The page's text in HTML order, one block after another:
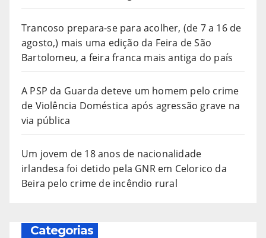
Trancoso prepara-se para acolher, (de 7 a 16 de
agosto,) mais uma edição da Feira de São
Bartolomeu, a feira franca mais antiga do país
A PSP da Guarda deteve um homem pelo crime
de Violência Doméstica após agressão grave na
via pública
Um jovem de 18 anos de nacionalidade
irlandesa foi detido pela GNR em Celorico da
Beira pelo crime de incêndio rural
Categorias